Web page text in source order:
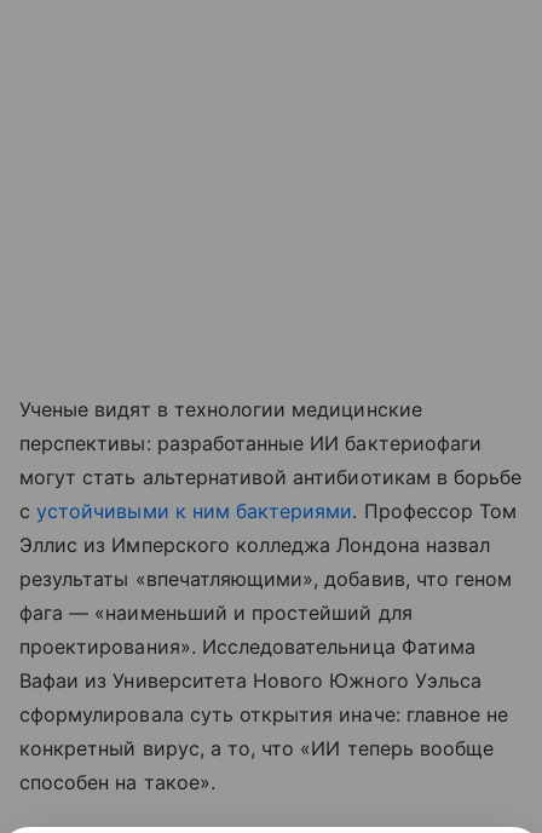
Ученые видят в технологии медицинские
перспективы: разработанные ИИ бактериофаги
могут стать альтернативой антибиотикам в борьбе
сустойчивыми к ним бактериями. Профессор Том
Эллис из Имперского колледжа Лондона назвал
результаты «впечатляющими», добавив, что геном
фага — «наименьший и простейший для
проектирования». Исследовательница Фатима
Вафаи из Университета Нового Южного Уэльса
сформулировала суть открытия иначе: главное не
конкретный вирус, а то, что «ИИ теперь вообще
способен на такое».